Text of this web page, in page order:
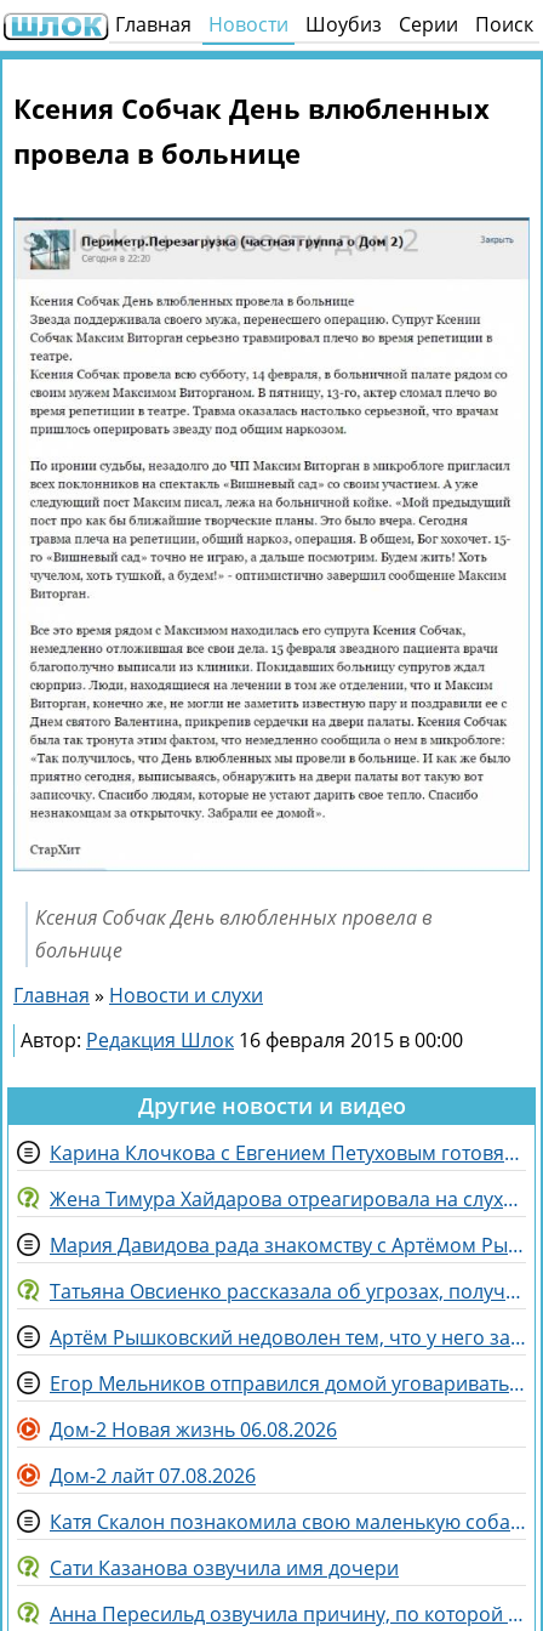
Главная Новости Шоубиз Серии Поиск
Ксения Собчак День влюбленных
провела в больнице
Ксения Собчак День влюбленных провела в
больнице
Главная » Новости и слухи
Автор: Редакция Шлок 16 февраля 2015 в 00:00
Другие новости и видео
Карина Клочкова с Евгением Петуховым готовятся к «Китайским каникулам»
Жена Тимура Хайдарова отреагировала на слухи о колдовстве
Мария Давидова рада знакомству с Артёмом Рышковским на доме 2
Татьяна Овсиенко рассказала об угрозах, полученных мамой
Артём Рышковский недоволен тем, что у него забрали баллы в конкурсе "Человек года"
Егор Мельников отправился домой уговаривать родителей на знакомство с Вероникой Гракович
Дом-2 Новая жизнь 06.08.2026
Дом-2 лайт 07.08.2026
Катя Скалон познакомила свою маленькую собаку Еву с большим другом Женей
Сати Казанова озвучила имя дочери
Анна Пересильд озвучила причину, по которой она выбрала курс Дарьи Мороз